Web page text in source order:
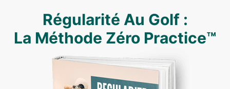
Régularité Au Golf :
La Méthode Zéro Practice™